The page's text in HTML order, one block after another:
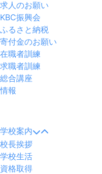
求人のお願い
KBC振興会
ふるさと納税
寄付金のお願い
在職者訓練
求職者訓練
総合講座
情報
ニ
ュ
ー
学校案内
校長挨拶
学校生活
資格取得